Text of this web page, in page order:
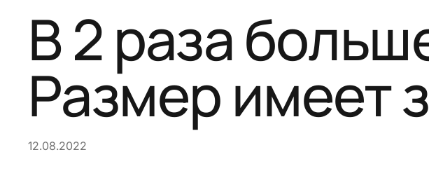
В 2 раза
Размер имеет
12.08.2022